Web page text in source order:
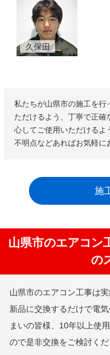
久保田
私たちが山県市の施工を行
ただけるよう、丁寧で正
心してご使用いただけるよ
不明点などあればお気軽に
施
山県市のエアコン
の
山県市のエアコン工事は
新品に交換するだけで電
まいの皆様、10年以上使
ので是非交換をご検討くだ